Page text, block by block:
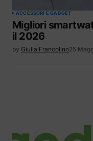
ACCESSORI E GADGET
Migliori
il 2026
by Giulia Francolino25